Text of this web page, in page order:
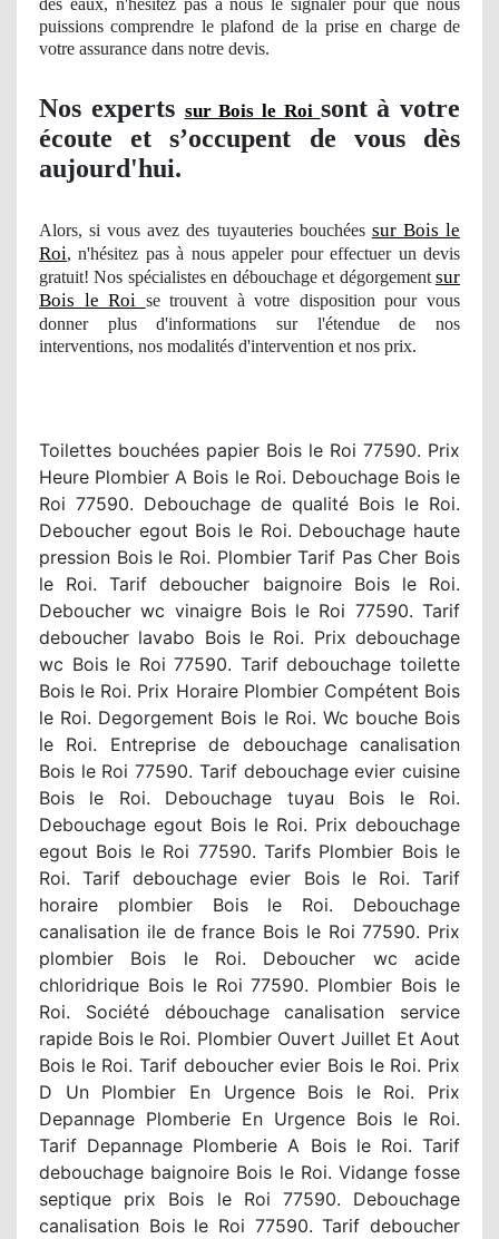
des eaux, n'hésitez pas à nous le signaler pour que nous
puissions comprendre le plafond de la prise en charge de
votre assurance dans notre devis.
Nos experts sur Bois le Roi sont à votre
écoute et s’occupent de vous dès
aujourd'hui.
Alors, si vous avez des tuyauteries bouchées sur Bois le
Roi, n'hésitez pas à nous appeler pour effectuer un devis
gratuit! Nos spécialistes en débouchage et dégorgement sur
Bois le Roi se trouvent à votre disposition pour vous
donner plus d'informations sur l'étenduede nos
interventions, nos modalités d'intervention et nos prix.
Toilettes bouchées papier Bois le Roi 77590. Prix
Heure Plombier A Bois le Roi. Debouchage Bois le
Roi 77590. Debouchage de qualité Bois le Roi.
Deboucher egout Bois le Roi. Debouchage haute
pression Bois le Roi. Plombier Tarif Pas Cher Bois
le Roi. Tarif deboucher baignoire Bois le Roi.
Deboucher wc vinaigre Bois le Roi 77590. Tarif
deboucher lavabo Bois le Roi. Prix debouchage
wc Bois le Roi 77590. Tarif debouchage toilette
Bois le Roi. Prix Horaire Plombier Compétent Bois
le Roi. Degorgement Bois le Roi. Wc bouche Bois
le Roi. Entreprise de debouchage canalisation
Bois le Roi 77590. Tarif debouchage evier cuisine
Bois le Roi. Debouchage tuyau Bois le Roi.
Debouchage egout Bois le Roi. Prix debouchage
egout Bois le Roi 77590. Tarifs Plombier Bois le
Roi. Tarif debouchage evier Bois le Roi. Tarif
horaire plombier Bois le Roi. Debouchage
canalisation ile de france Bois le Roi 77590. Prix
plombier Bois le Roi. Deboucher wc acide
chloridrique Bois le Roi 77590. Plombier Bois le
Roi. Société débouchage canalisation service
rapide Bois le Roi. Plombier Ouvert Juillet Et Aout
Bois le Roi. Tarif deboucher evier Bois le Roi. Prix
D Un Plombier En Urgence Bois le Roi. Prix
Depannage Plomberie En Urgence Bois le Roi.
Tarif Depannage Plomberie A Bois le Roi. Tarif
debouchage baignoire Bois le Roi. Vidange fosse
septique prix Bois le Roi 77590. Debouchage
canalisation Bois le Roi 77590. Tarif deboucher